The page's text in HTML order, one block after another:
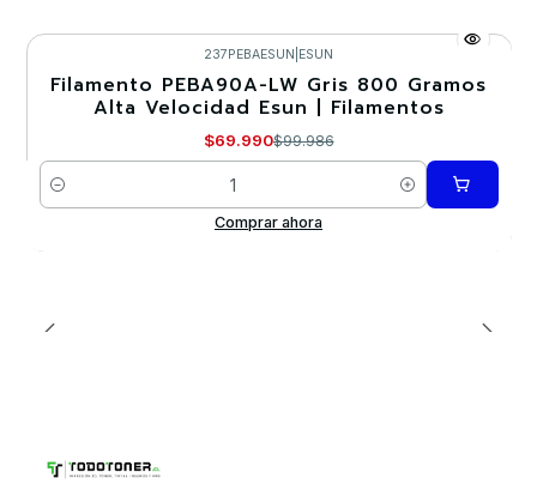
-30%
237PEBAESUN ESUN
Filamento PEBA90A-LW Gris 800 Gramos
Alta Velocidad Esun | Filamentos
$69.990$99.986
Cantidad
Comprar ahora